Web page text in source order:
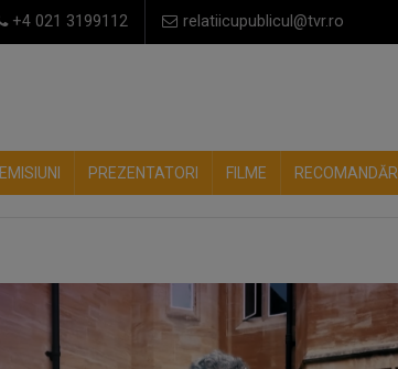
+4 021 3199112 relatiicupublicul@tvr.ro
EMISIUNI PREZENTATORI FILME RECOMANDĂRI